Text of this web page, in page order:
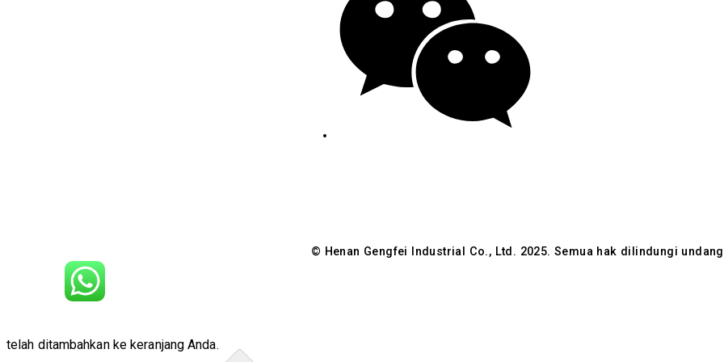
© Henan Gengfei Industrial Co., Ltd. 2025. Semua hak dilindungi
telah ditambahkan ke keranjang Anda.